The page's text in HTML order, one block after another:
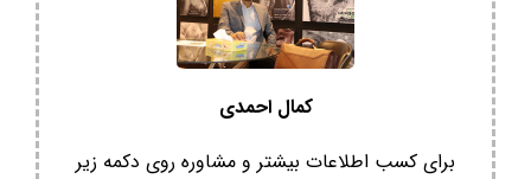
کمال احمدی
برای کسب اطلاعات بیشتر و مشاوره روی دکمه زیر